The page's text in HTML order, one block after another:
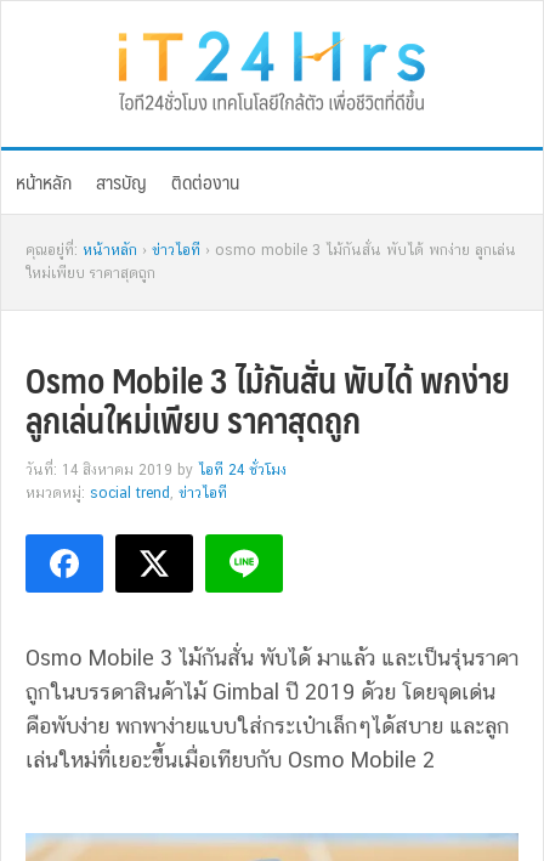
หน้าหลัก สารบัญ ติดต่องาน
คุณอยู่ที่: หน้าหลัก › ข่าวไอที › osmo mobile 3 ไม้กันสั่น พับได้ พกง่าย ลูกเล่น
ใหม่เพียบ ราคาสุดถูก
Osmo Mobile 3 ไม้กันสั่น พับได้ พกง่าย
ลูกเล่นใหม่เพียบ ราคาสุดถูก
วันที่: 14 สิงหาคม 2019 by ไอที 24 ชั่วโมง
หมวดหมู่: social trend , ข่าวไอที
Osmo Mobile 3 ไม้กันสั่น พับได้ มาแล้ว และเป็นรุ่นราคา
ถูกในบรรดาสินค้าไม้ Gimbal ปี 2019 ด้วย โดยจุดเด่น
คือพับง่าย พกพาง่ายแบบใส่กระเป๋าเล็กๆได้สบาย และลูก
เล่นใหม่ที่เยอะขึ้นเมื่อเทียบกับ Osmo Mobile 2